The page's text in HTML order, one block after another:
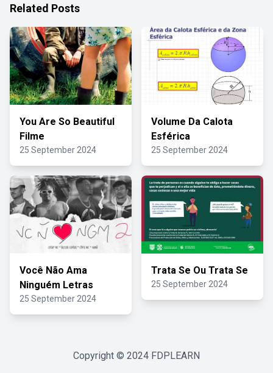
Related Posts
You Are So Beautiful
Filme
25 September 2024
Volume Da Calota
Esférica
25 September 2024
Você Não Ama
Ninguém Letras
25 September 2024
Trata Se Ou Trata Se
25 September 2024
Copyright © 2024 FDPLEARN